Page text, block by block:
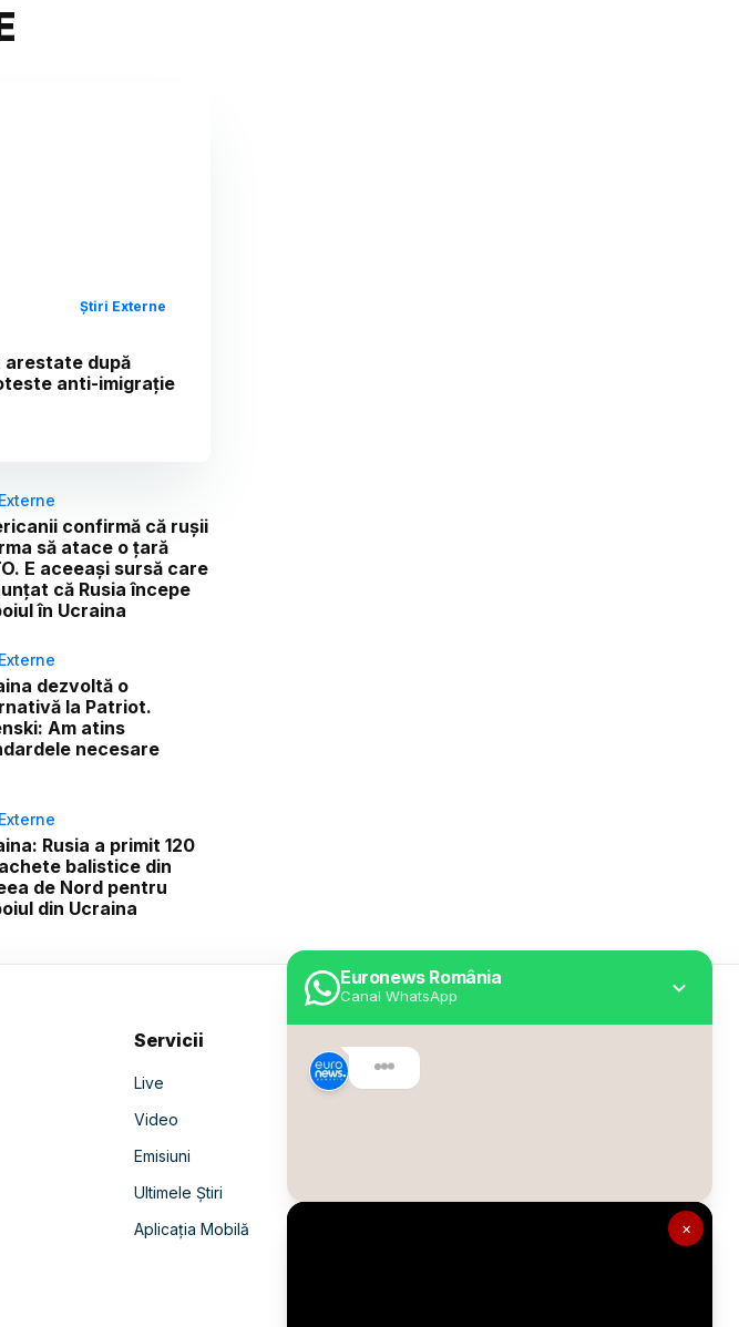
×
Euronews România
Canal WhatsApp
Știri Externe
arestate după
anti-imigrație
confirmă că rușii
să atace o țară
E aceeași sursă care
că Rusia începe
în Ucraina
dezvoltă o
la Patriot.
Am atins
necesare
Rusia a primit 120
balistice din
de Nord pentru
din Ucraina
Servicii
Live
Video
Emisiuni
Ultimele Știri
Aplicația Mobilă
Despre Euronews